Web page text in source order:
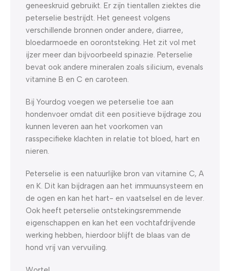
geneeskruid gebruikt. Er zijn tientallen ziektes die
peterselie bestrijdt. Het geneest volgens
verschillende bronnen onder andere, diarree,
bloedarmoede en oorontsteking. Het zit vol met
ijzer meer dan bijvoorbeeld spinazie. Peterselie
bevat ook andere mineralen zoals silicium, evenals
vitamine B en C en caroteen.
Bij Yourdog voegen we peterselie toe aan
hondenvoer omdat dit een positieve bijdrage zou
kunnen leveren aan het voorkomen van
rasspecifieke klachten in relatie tot bloed, hart en
nieren.
Peterselie is een natuurlijke bron van vitamine C, A
en K. Dit kan bijdragen aan het immuunsysteem en
de ogen en kan het hart- en vaatselsel en de lever.
Ook heeft peterselie ontstekingsremmende
eigenschappen en kan het een vochtafdrijvende
werking hebben, hierdoor blijft de blaas van de
hond vrij van vervuiling.